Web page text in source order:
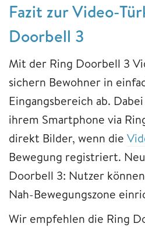
Fazit zur Video-
Doorbell 3
Mit der Ring Doorbell 3
sichern Bewohner in
Eingangsbereich ab.
ihrem Smartphone via
direkt Bilder, wenn die
Bewegung registriert.
Doorbell 3: Nutzer
Nah-Bewegungszone
Wir empfehlen die Ring